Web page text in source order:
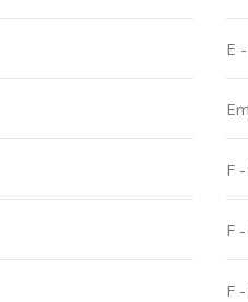
E
F
F
F